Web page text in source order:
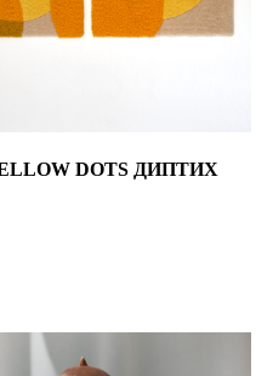
DOTS ДИПТИХ